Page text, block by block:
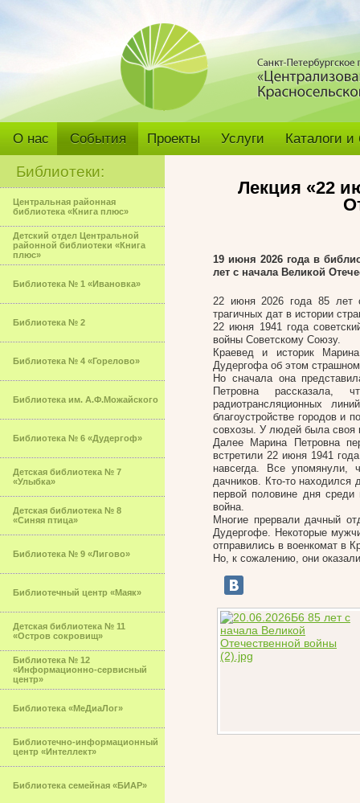
О нас События Проекты Услуги Каталоги
Библиотеки:
Центральная районная
библиотека «Книга плюс»
Детский отдел Центральной
районной библиотеки «Книга
плюс»
Библиотека № 1 «Ивановка»
Библиотека № 2
Библиотека № 4 «Горелово»
Библиотека им. А.Ф.Можайского
Библиотека № 6 «Дудергоф»
Детская библиотека № 7
«Улыбка»
Детская библиотека № 8
«Синяя птица»
Библиотека № 9 «Лигово»
Библиотечный центр «Маяк»
Детская библиотека № 11
«Остров сокровищ»
Библиотека № 12
«Информационно-сервисный
центр»
Библиотека «МеДиаЛог»
Библиотечно-информационный
центр «Интеллект»
Библиотека семейная «БИАР»
Лекция «22
19 июня 2026 года в
лет с начала Великой
22 июня 2026 года 85 лет
трагичных дат в истории
22 июня 1941 года
войны Советскому Союзу.
Краевед и историк
Дудергофа об этом
Но сначала она
Петровна рассказала,
радиотрансляционных
благоустройстве городов и
совхозы. У людей была своя
Далее Марина Петровна
встретили 22 июня 1941
навсегда. Все
дачников. Кто-то
первой половине дня
война.
Многие прервали дачный
Дудергофе. Некоторые
отправились в военкомат в
Но, к сожалению, они